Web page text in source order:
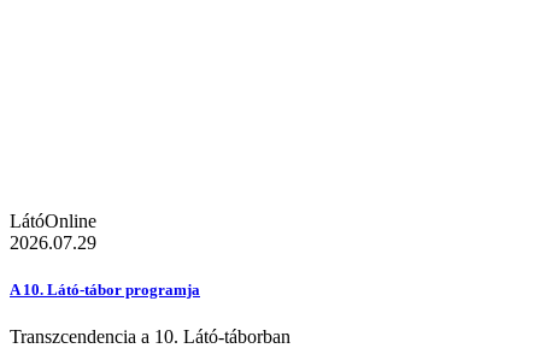
LátóOnline
2026.07.29
A 10. Látó-tábor programja
Transzcendencia a 10. Látó-táborban